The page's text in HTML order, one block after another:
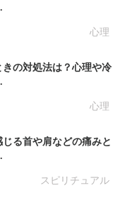
心理
心理
の対処法は？心理や冷
スピリチュアル
る首や肩などの痛みと